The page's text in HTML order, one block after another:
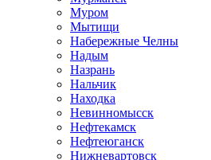
Муром
Мытищи
Набережные Челны
Надым
Назрань
Нальчик
Находка
Невинномысск
Нефтекамск
Нефтеюганск
Нижневартовск